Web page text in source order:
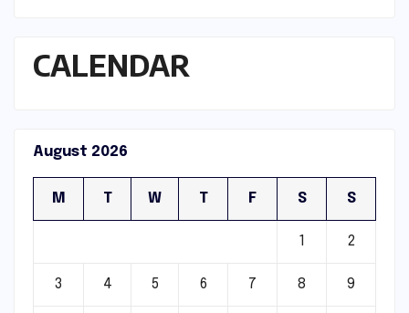
CALENDAR
August 2026
M T W T F S S
1 2
3 4 5 6 7 8 9